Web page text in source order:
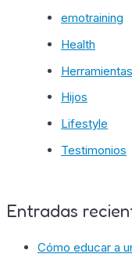
emotraining
Health
Hijos
Lifestyle
Testimonios
Entradas
Cómo educar a